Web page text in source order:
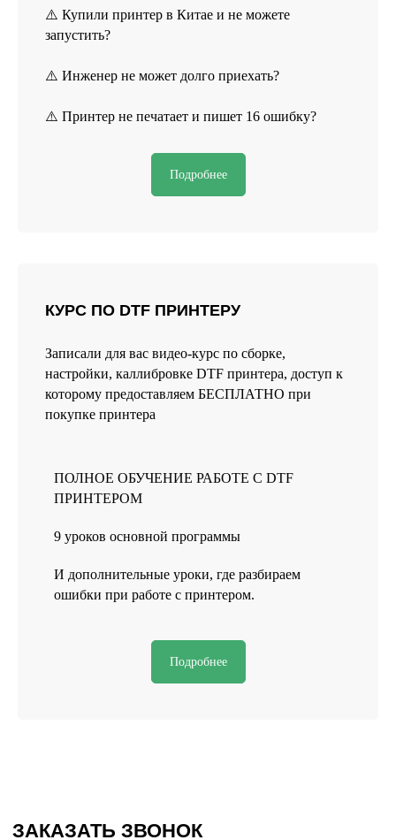
⚠️ Купили принтер в Китае и не можете
запустить?
⚠️ Инженер не может долго приехать?
⚠️ Принтер не печатает и пишет 16 ошибку?
Подробнее
КУРС ПО DTF ПРИНТЕРУ
Записали для вас видео-курс по сборке,
настройки, каллибровке DTF принтера, доступ к
которому предоставляем БЕСПЛАТНО при
покупке принтера
ПОЛНОЕ ОБУЧЕНИЕ РАБОТЕ С DTF
ПРИНТЕРОМ
9 уроков основной программы
И дополнительные уроки, где разбираем
ошибки при работе с принтером.
Подробнее
Согласие на обработку персональных данных
Разработка сайта
Политика конфиденциальности
*Данный интернет-сайт носит исключительно